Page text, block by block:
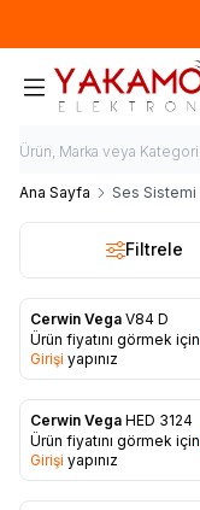
Ana Sayfa Ses Sistemi
Filtrele
Favorilere Ekle
Cerwin Vega V84 D
Ürün fiyatını görmek için
Girişi yapınız
Favorilere Ekle
Cerwin Vega HED 3124
Ürün fiyatını görmek için
Girişi yapınız